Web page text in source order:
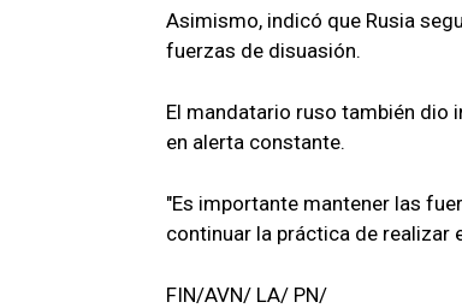
Asimismo, indicó que Rusia
fuerzas de disuasión.
El mandatario ruso también dio
en alerta constante.
"Es importante mantener las
continuar la práctica de realizar
FIN/AVN/ LA/ PN/